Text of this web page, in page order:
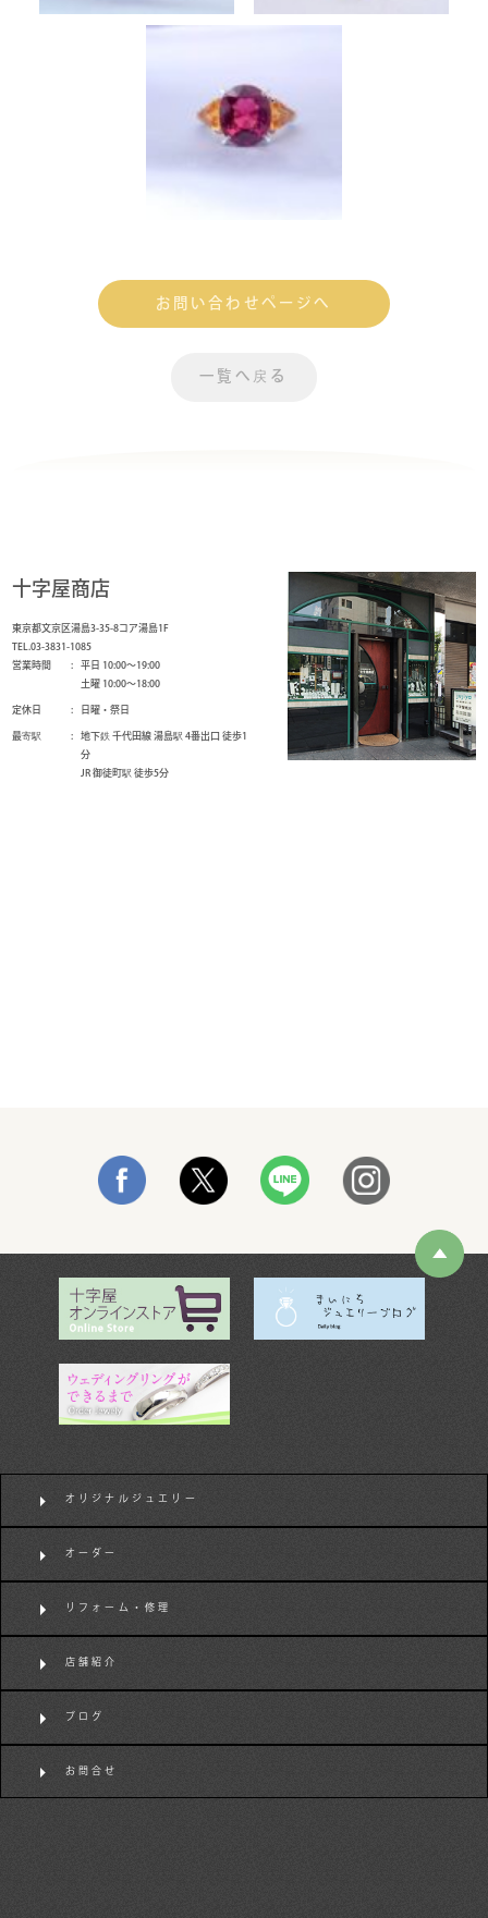
お問い合わせページへ
一覧へ戻る
十字屋商店
東京都文京区湯島3-35-8コア湯島1F
TEL.03-3831-1085
営業時間
平日 10:00～19:00
土曜 10:00～18:00
定休日
日曜・祭日
最寄駅
地下鉄 千代田線 湯島駅 4番出口 徒歩1
分
JR 御徒町駅 徒歩5分
オリジナルジュエリー
オーダー
リフォーム・修理
店舗紹介
ブログ
お問合せ